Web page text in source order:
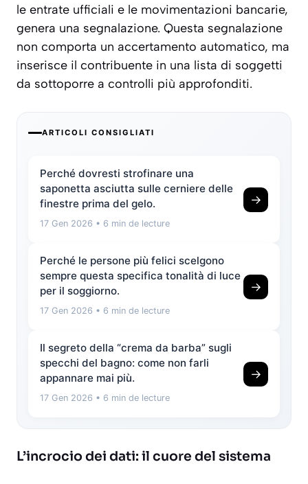
le entrate ufficiali e le movimentazioni bancarie,
genera una segnalazione. Questa segnalazione
non comporta un accertamento automatico, ma
inserisce il contribuente in una lista di soggetti
da sottoporre a controlli più approfonditi.
ARTICOLI CONSIGLIATI
Perché dovresti strofinare una
saponetta asciutta sulle cerniere delle
finestre prima del gelo.
17 Gen 2026 • 6 min de lecture
→
Perché le persone più felici scelgono
sempre questa specifica tonalità di luce
per il soggiorno.
17 Gen 2026 • 6 min de lecture
→
Il segreto della “crema da barba” sugli
specchi del bagno: come non farli
appannare mai più.
17 Gen 2026 • 6 min de lecture
→
L’incrocio dei dati: il cuore del sistema